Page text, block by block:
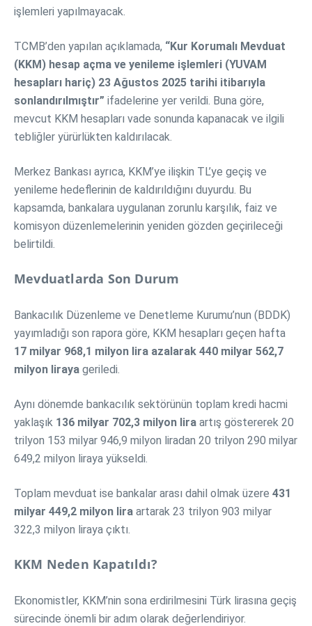
işlemleri yapılmayacak.
TCMB’den yapılan açıklamada, “Kur Korumalı Mevduat
(KKM) hesap açma ve yenileme işlemleri (YUVAM
hesapları hariç) 23 Ağustos 2025 tarihi itibarıyla
sonlandırılmıştır” ifadelerine yer verildi. Buna göre,
mevcut KKM hesapları vade sonunda kapanacak ve ilgili
tebliğler yürürlükten kaldırılacak.
Merkez Bankası ayrıca, KKM’ye ilişkin TL’ye geçiş ve
yenileme hedeflerinin de kaldırıldığını duyurdu. Bu
kapsamda, bankalara uygulanan zorunlu karşılık, faiz ve
komisyon düzenlemelerinin yeniden gözden geçirileceği
belirtildi.
Mevduatlarda Son Durum
Bankacılık Düzenleme ve Denetleme Kurumu’nun (BDDK)
yayımladığı son rapora göre, KKM hesapları geçen hafta
17 milyar 968,1 milyon lira azalarak 440 milyar 562,7
milyon liraya geriledi.
Aynı dönemde bankacılık sektörünün toplam kredi hacmi
yaklaşık 136 milyar 702,3 milyon lira artış göstererek 20
trilyon 153 milyar 946,9 milyon liradan 20 trilyon 290 milyar
649,2 milyon liraya yükseldi.
Toplam mevduat ise bankalar arası dahil olmak üzere 431
milyar 449,2 milyon lira artarak 23 trilyon 903 milyar
322,3 milyon liraya çıktı.
KKM Neden Kapatıldı?
Ekonomistler, KKM’nin sona erdirilmesini Türk lirasına geçiş
sürecinde önemli bir adım olarak değerlendiriyor.